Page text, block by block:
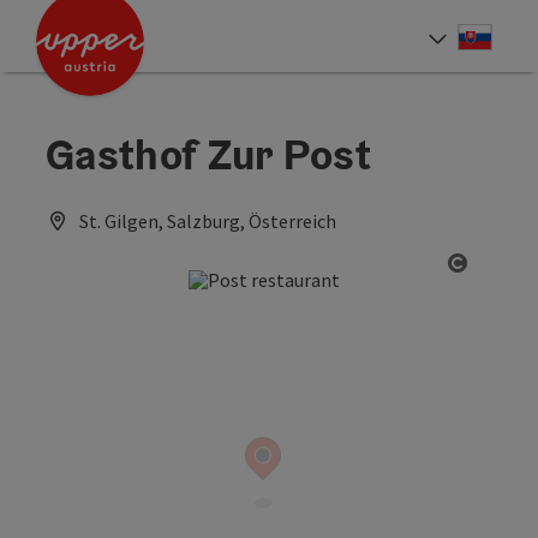
Accesskey
Accesskey
Gasthof Zur Post
St. Gilgen, Salzburg, Österreich